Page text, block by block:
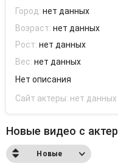
Город:нет данных
Возраст:нет данных
Рост:нет данных
Вес:нет данных
Нет описания
Сайт актеры: нет данных
Новые видео с
Новые